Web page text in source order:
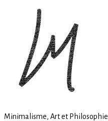
Minimalisme, Art et Philosophie